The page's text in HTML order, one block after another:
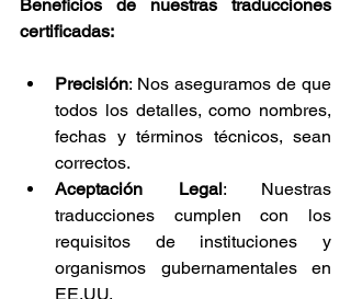
Beneficios de nuestras traducciones
certificadas:
Precisión: Nos aseguramos de que
todos los detalles, como nombres,
fechas y términos técnicos, sean
correctos.
Aceptación Legal: Nuestras
traducciones cumplen con los
requisitos de instituciones y
organismos gubernamentales en
EE.UU.